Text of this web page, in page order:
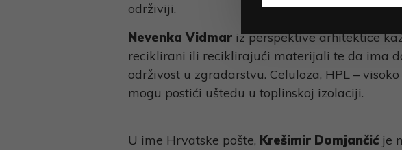
održiviji.
Nevenka Vidmariz perspektive arhitektice
reciklirani ili reciklirajući materijali te da ima
održivost u zgradarstvu. Celuloza, HPL –
mogu postići uštedu u toplinskoj izolaciji.
U ime Hrvatske pošte, Krešimir Domjančićje